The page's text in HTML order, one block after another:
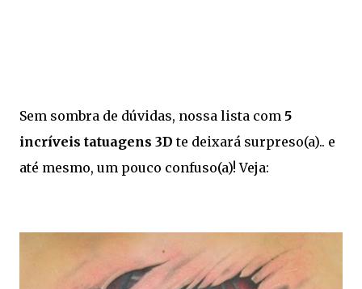
Sem sombra de dúvidas, nossa lista com 5
incríveis tatuagens 3D te deixará surpreso(a).. e
até mesmo, um pouco confuso(a)! Veja: